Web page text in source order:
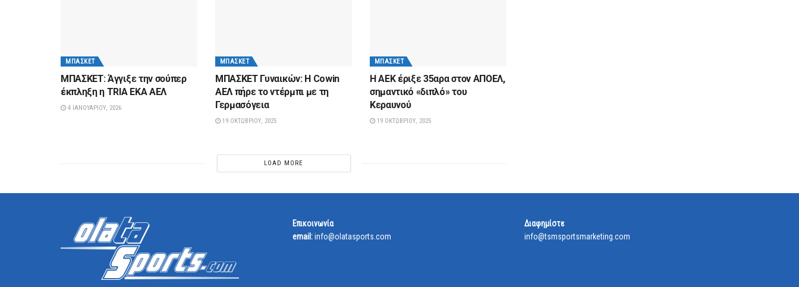
ΜΠΆΣΚΕΤ
ΜΠΑΣΚΕΤ: Άγγιξε την σούπερ
έκπληξη η TRIA EKA ΑΕΛ
4 ΙΑΝΟΥΑΡΊΟΥ, 2026
ΜΠΆΣΚΕΤ
ΜΠΑΣΚΕΤ Γυναικών: Η Cowin
ΑΕΛ πήρε το ντέρμπι με τη
Γερμασόγεια
19 ΟΚΤΩΒΡΊΟΥ, 2025
ΜΠΆΣΚΕΤ
H AEK έριξε 35αρα στον ΑΠΟΕΛ,
σημαντικό «διπλό» του
Κεραυνού
19 ΟΚΤΩΒΡΊΟΥ, 2025
LOAD MORE
Επικοινωνία
email:info@olatasports.com
Διαφημίστε
info@tsmsportsmarketing.com